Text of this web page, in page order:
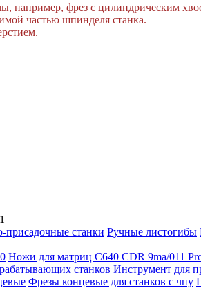
например, фрез с цилиндрическим
частью шпинделя станка.
присадочные станки Ручные листогибы
Ножи для матриц C640 CDR 9ma/011
станков Инструмент для
Фрезы концевые для станков с чпу